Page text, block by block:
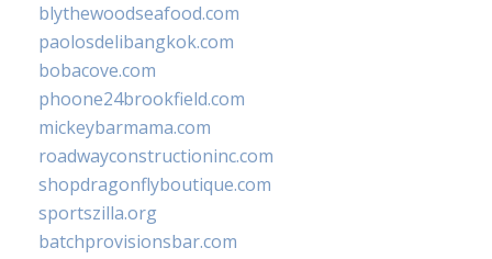
blythewoodseafood.com
paolosdelibangkok.com
bobacove.com
phoone24brookfield.com
mickeybarmama.com
roadwayconstructioninc.com
shopdragonflyboutique.com
sportszilla.org
batchprovisionsbar.com